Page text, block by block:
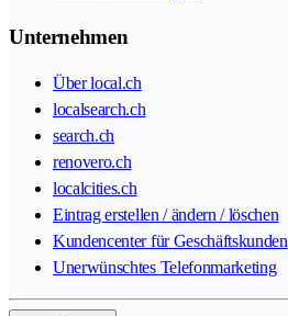
Unternehmen
Über local.ch
localsearch.ch
search.ch
renovero.ch
localcities.ch
Eintrag erstellen / ändern / löschen
Kundencenter für Geschäftskunden
Unerwünschtes Telefonmarketing